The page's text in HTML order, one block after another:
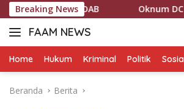
Langsung
ke
konten
Breaking News
Oknum DC BTPN
FAAM NEWS
Mengungkap
Mengawal
Home Hukum Kriminal Politik
Beranda Berita